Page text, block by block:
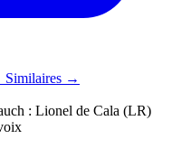
Similaires →